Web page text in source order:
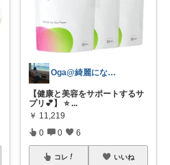
Oga@綺麗になりたいアラサー美容オタク
【健康と美容をサポートするサ
プリ💕】 ⭐️ ...
￥ 11,219
0 0 6
コレ いいね